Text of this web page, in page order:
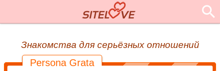
Знакомства для серьёзных отношений
Persona Grata